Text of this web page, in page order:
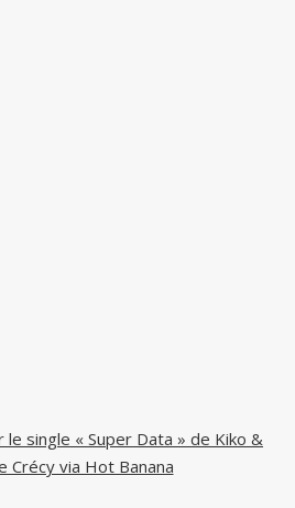
single « Super Data » de Kiko &
Crécy via Hot Banana